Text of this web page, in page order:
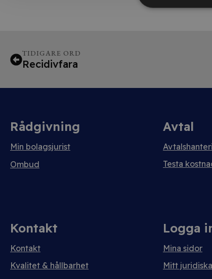
TIDIGARE ORD
Recidivfara
Rådgivning
Min bolagsjurist
Ombud
Avtal
Testa
Kontakt
Kontakt
Kvalitet & hållbarhet
Logga
Mina sidor
Mitt